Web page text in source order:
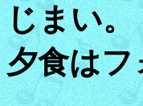
じまい。
夕食は